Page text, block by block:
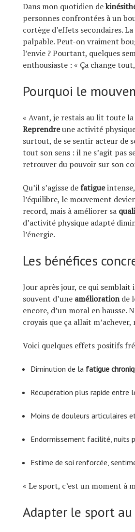
Dans mon quotidien de
personnes confrontées à un
cortège d’effets secondaires.
palpable. Peut-on vraiment
l’envie ? Pourtant, quelques
enthousiaste : « Ça change
Pourquoi le
« Avant, je restais au lit toute
Reprendreune activité
surtout, de se sentir acteur de
tout son sens : il ne s’agit pas
retrouver du pouvoir sur son
Qu’il s’agisse defatigue
l’équilibre, le mouvement
record, mais à améliorer sa
d’activité physique adapté
l’énergie.
Les bénéfices
Jour après jour, ce qui
souvent d’une améliorationde
encore, d’un moral en hausse.
croyais que ça allait m’achever,
Voici quelques effets positifs
Diminution de la fatigue
Récupération plus rapide entre
Moins de douleurs articulaires
Endormissement facilité, nuits
Estime de soi renforcée,
« Le sport, c’est un moment à
Adapter le sport